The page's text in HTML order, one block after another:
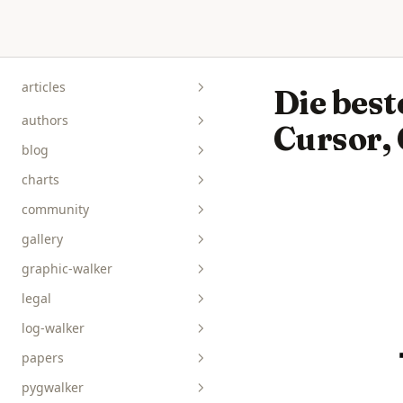
articles
authors
blog
charts
community
gallery
bar__box__rect
line__area
pie__tick__other
scatterplot__heatmap
graphic-walker
api-reference
data-viz
guides
legal
log-walker
papers
pygwalker
Die
Cursor,